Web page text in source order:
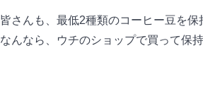
皆さんも、最低2種類のコーヒー豆を保
なんなら、ウチのショップで買って保持